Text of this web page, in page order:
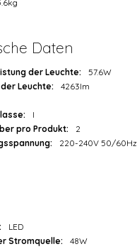
Daten
der Leuchte:
57.6W
Leuchte:
4263lm
I
pro Produkt:
2
220-240V 50/60Hz
LED
Stromquelle:
48W